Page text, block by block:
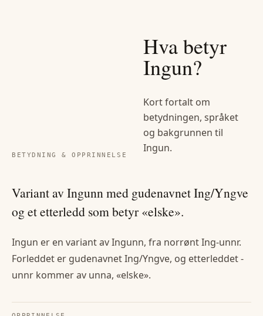
BETYDNING & OPPRINNELSE
Hva betyr
Ingun?
Kort fortalt om
betydningen, språket
og bakgrunnen til
Ingun.
Variant av Ingunn med gudenavnet Ing/Yngve
og et etterledd som betyr «elske».
Ingun er en variant av Ingunn, fra norrønt Ing-unnr.
Forleddet er gudenavnet Ing/Yngve, og etterleddet -
unnr kommer av unna, «elske».